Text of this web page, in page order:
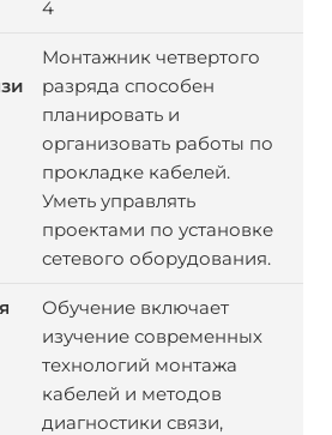
4
Монтажник четвертого
разряда способен
планировать и
организовать работы по
прокладке кабелей.
Уметь управлять
проектами по установке
сетевого оборудования.
Обучение включает
изучение современных
технологий монтажа
кабелей и методов
диагностики связи,